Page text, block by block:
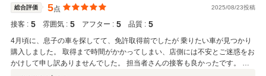
総合評価 5点 2025/08/23投稿
接客 : 5 雰囲気 : 5 アフター : 5 品質 : 5
4月頃に、息子の車を探してて、免許取得前でしたが 乗りたい車が見つかり
購入しました。 取得まで時間がかかってしまい、店側には不安とご迷惑をお
かけして申し訳ありませんでした。 担当者さんの接客も良かったです。 あ
りがとうございました。